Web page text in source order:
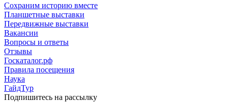
Сохраним историю вместе
Планшетные выставки
Передвижные выставки
Вакансии
Вопросы и ответы
Отзывы
Госкаталог.рф
Правила посещения
Наука
ГайдТур
Подпишитесь на рассылку